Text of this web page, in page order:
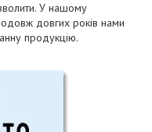
У нашому
довгих років нами
продукцію.